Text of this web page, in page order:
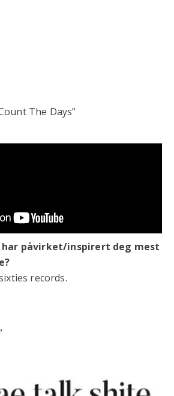
The Days”
påvirket/inspirert deg mest
records.